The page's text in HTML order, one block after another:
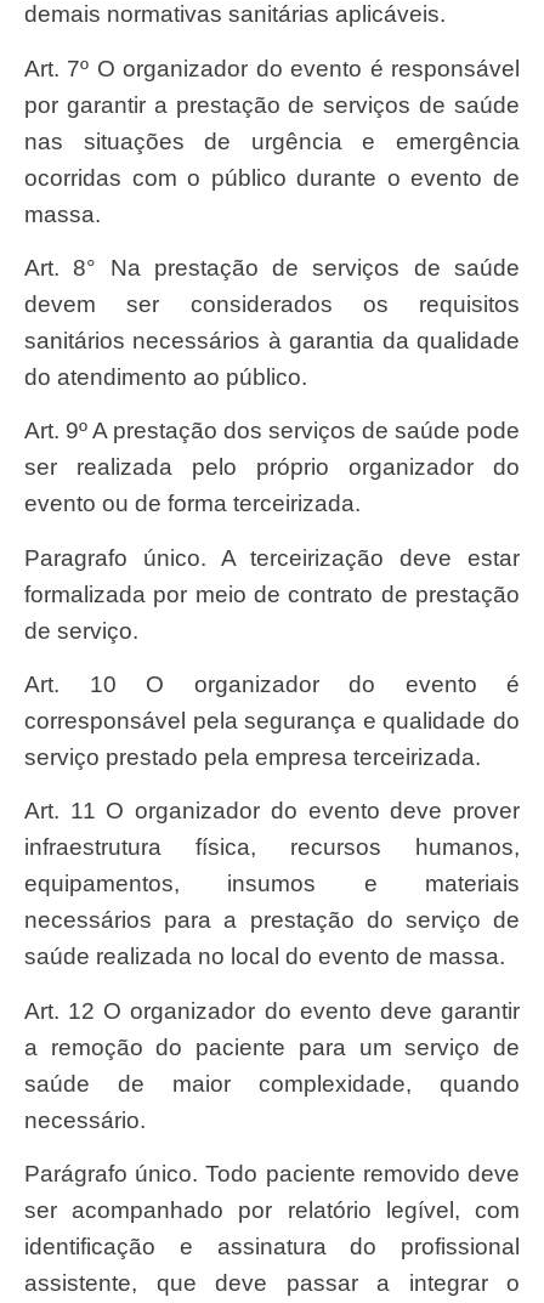
demais normativas sanitárias aplicáveis.
Art. 7º O organizador do evento é responsável
por garantir a prestação de serviços de saúde
nas situações de urgência e emergência
ocorridas com o público durante o evento de
massa.
Art. 8° Na prestação de serviços de saúde
devem ser considerados os requisitos
sanitários necessários à garantia da qualidade
do atendimento ao público.
Art. 9º A prestação dos serviços de saúde pode
ser realizada pelo próprio organizador do
evento ou de forma terceirizada.
Paragrafo único. A terceirização deve estar
formalizada por meio de contrato de prestação
de serviço.
Art. 10 O organizador do evento é
corresponsável pela segurança e qualidade do
serviço prestado pela empresa terceirizada.
Art. 11 O organizador do evento deve prover
infraestrutura física, recursos humanos,
equipamentos, insumos e materiais
necessários para a prestação do serviço de
saúde realizada no local do evento de massa.
Art. 12 O organizador do evento deve garantir
a remoção do paciente para um serviço de
saúde de maior complexidade, quando
necessário.
Parágrafo único. Todo paciente removido deve
ser acompanhado por relatório legível, com
identificação e assinatura do profissional
assistente, que deve passar a integrar o